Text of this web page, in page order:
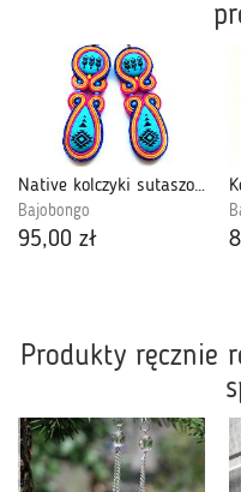
Native kolczyki sutaszowe
Bajobongo
95,00 zł
Produkty ręcznie